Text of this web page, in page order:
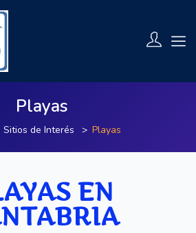
Playas
Sitios de Interés Playas
EN